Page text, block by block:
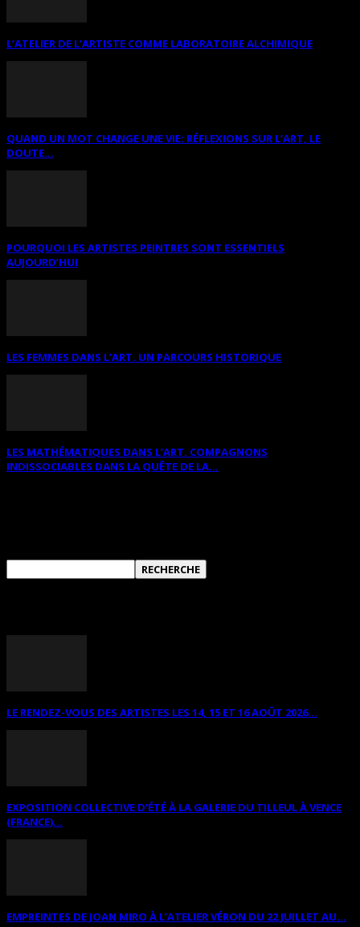
L’ATELIER DE L’ARTISTE COMME LABORATOIRE ALCHIMIQUE
QUAND UN MOT CHANGE UNE VIE: RÉFLEXIONS SUR L’ART, LE
DOUTE...
POURQUOI LES ARTISTES PEINTRES SONT ESSENTIELS
AUJOURD’HUI
LES FEMMES DANS L’ART. UN PARCOURS HISTORIQUE
LES MATHÉMATIQUES DANS L’ART. COMPAGNONS
INDISSOCIABLES DANS LA QUÊTE DE LA...
LE RENDEZ-VOUS DES ARTISTES LES 14, 15 ET 16 AOÛT 2026...
EXPOSITION COLLECTIVE D’ÉTÉ À LA GALERIE DU TILLEUL À VENCE
(FRANCE)...
EMPREINTES DE JOAN MIRO À L’ATELIER VÉRON DU 22 JUILLET AU...